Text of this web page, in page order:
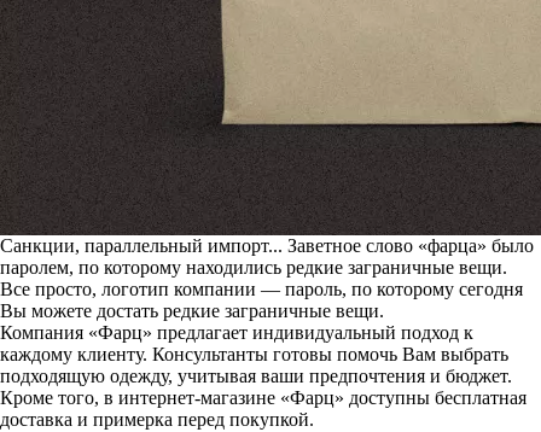
Санкции, параллельный импорт... Заветное слово «фарца» было
паролем, по которому находились редкие заграничные вещи.
Все просто, логотип компании — пароль, по которому сегодня
Вы можете достать редкие заграничные вещи.
Компания «Фарц» предлагает индивидуальный подход к
каждому клиенту. Консультанты готовы помочь Вам выбрать
подходящую одежду, учитывая ваши предпочтения и бюджет.
Кроме того, в интернет-магазине «Фарц» доступны бесплатная
доставка и примерка перед покупкой.